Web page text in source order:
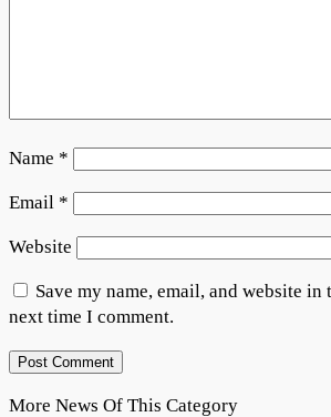
Name *
Email *
Website
Save my name, email, and website
next time I comment.
More News Of This Category